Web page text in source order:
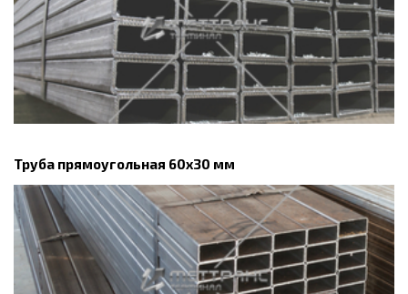
Труба прямоугольная 60х30 мм